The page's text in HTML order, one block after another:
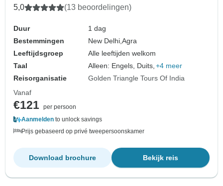
5,0 (13 beoordelingen)
Duur
1 dag
Bestemmingen
New Delhi,Agra
Leeftijdsgroep
Alle leeftijden welkom
Taal
Alleen: Engels, Duits, +4 meer
Reisorganisatie
Golden Triangle Tours Of India
Vanaf
€121 per persoon
Aanmelden to unlock savings
Prijs gebaseerd op privé tweepersoonskamer
Bekijk reis
Download brochure